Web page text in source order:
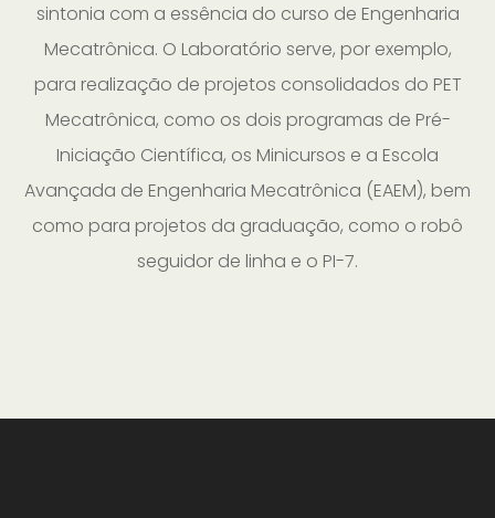
sintonia com a essência do curso de Engenharia
Mecatrônica. O Laboratório serve, por exemplo,
para realização de projetos consolidados do PET
Mecatrônica, como os dois programas de Pré-
Iniciação Científica, os Minicursos e a Escola
Avançada de Engenharia Mecatrônica (EAEM), bem
como para projetos da graduação, como o robô
seguidor de linha e o PI-7.